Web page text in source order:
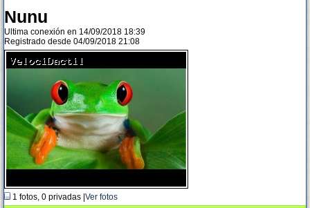
Nunu
Ultima conexión en 14/09/2018 18:39
Registrado desde 04/09/2018 21:08
1 fotos, 0 privadas | Ver fotos